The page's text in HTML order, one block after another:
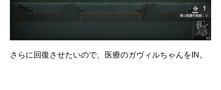
さらに回復させたいので、医療のガヴィルちゃんをIN。